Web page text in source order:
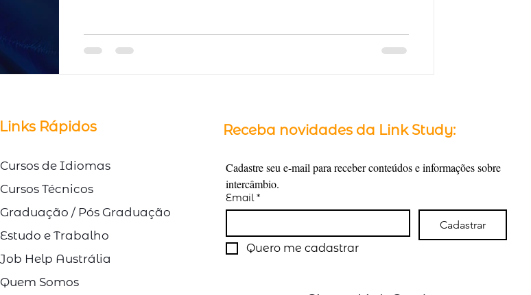
Links Rápidos
Cursos de Idiomas
Cursos Técnicos
Graduação / Pós Graduação
Estudo e Trabalho
Job Help Austrália
Quem Somos
Receba novidades da Link Study:
Cadastre seu e-mail para receber conteúdos e informações sobre
intercâmbio.
Email *
Cadastrar
Quero me cadastrar